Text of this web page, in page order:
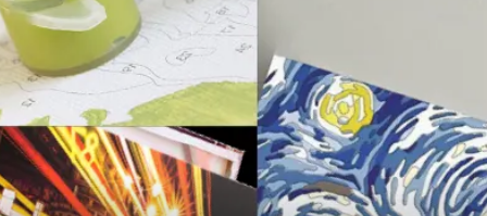
Spor Malzemeleri
Moda İthalat İhracat
Bakım